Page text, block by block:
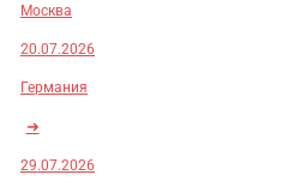
Москва
20.07.2026
Германия
➜
29.07.2026